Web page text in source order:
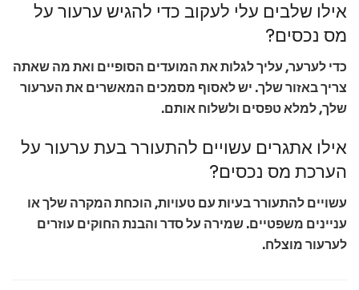
אילו שלבים עלי לעקוב כדי להגיש ערעור על
מס נכסים?
כדי לערער, עליך לגלות את המועדים הסופיים ואת מה שאתה
צריך באזור שלך. יש לאסוף מסמכים המאשרים את הערעור
שלך, למלא טפסים ולשלוח אותם.
אילו אתגרים עשויים להתעורר בעת ערעור על
הערכת מס נכסים?
עשויים להתעורר בעיות עם טעויות, הוכחת המקרה שלך או
עניינים משפטיים. שמירה על סדר והבנת החוקים עוזרים
לערעור מוצלח.